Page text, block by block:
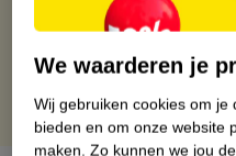
Gratis retourneren binnen
Gratis punten met je
We waarderen je
Wij gebruiken cookies om je
bieden en om onze website
maken. Zo kunnen we jou